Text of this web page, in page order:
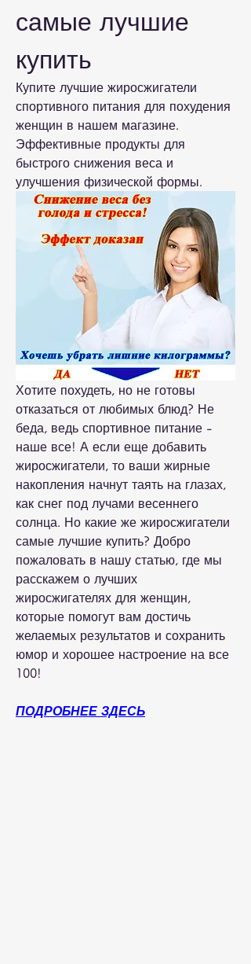
самые лучшие
купить
Купите лучшие жиросжигатели
спортивного питания для похудения
женщин в нашем магазине.
Эффективные продукты для
быстрого снижения веса и
улучшения физической формы.
Хотите похудеть, но не готовы
отказаться от любимых блюд? Не
беда, ведь спортивное питание -
наше все! А если еще добавить
жиросжигатели, то ваши жирные
накопления начнут таять на глазах,
как снег под лучами весеннего
солнца. Но какие же жиросжигатели
самые лучшие купить? Добро
пожаловать в нашу статью, где мы
расскажем о лучших
жиросжигателях для женщин,
которые помогут вам достичь
желаемых результатов и сохранить
юмор и хорошее настроение на все
100!
ПОДРОБНЕЕ ЗДЕСЬ